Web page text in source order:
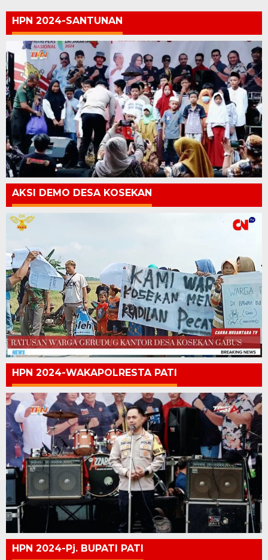
HPN 2024-SANTUNAN
AKSI DEMO DESA KOSEKAN
HPN 2024-WAKAPOLRESTA PATI
HPN 2024-Pj. BUPATI PATI